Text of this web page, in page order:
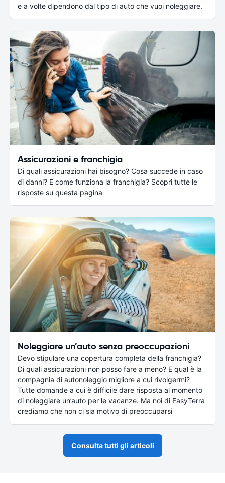
e a volte dipendono dal tipo di auto che vuoi noleggiare.
Assicurazioni e franchigia
Di quali assicurazioni hai bisogno? Cosa succede in caso
di danni? E come funziona la franchigia? Scopri tutte le
risposte su questa pagina
Noleggiare un’auto senza preoccupazioni
Devo stipulare una copertura completa della franchigia?
Di quali assicurazioni non posso fare a meno? E qual è la
compagnia di autonoleggio migliore a cui rivolgermi?
Tutte domande a cui è difficile dare risposta al momento
di noleggiare un’auto per le vacanze. Ma noi di EasyTerra
crediamo che non ci sia motivo di preoccuparsi
Consulta tutti gli articoli